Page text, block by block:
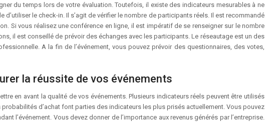
du temps lors de votre évaluation. Toutefois, il existe des indicateurs mesurables à ne
d’utiliser le check-in. Il s’agit de vérifier le nombre de participants réels. Il est recommandé
Si vous réalisez une conférence en ligne, il est impératif de se renseigner sur le nombre
il est conseillé de prévoir des échanges avec les participants. Le réseautage est un des
A la fin de l’événement, vous pouvez prévoir des questionnaires, des votes,
la réussite de vos événements
en avant la qualité de vos événements. Plusieurs indicateurs réels peuvent être utilisés
d’achat font parties des indicateurs les plus prisés actuellement. Vous pouvez
l’événement. Vous devez donner de l’importance aux revenus générés par l’entreprise.